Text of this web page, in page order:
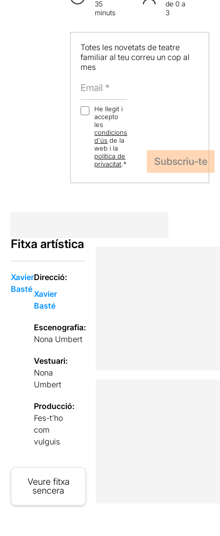
35
minuts
de 0 a
3
Totes les novetats de teatre
familiar al teu correu un cop al
mes
He llegit i
accepto
les
condicions
d'ús de la
web i la
política de
privacitat.*
Fitxa artística
Xavier
Basté
Direcció:
Xavier
Basté
Escenografia:
Nona Umbert
Vestuari:
Nona
Umbert
Producció:
Fes-t’ho
com
vulguis
Veure fitxa
sencera